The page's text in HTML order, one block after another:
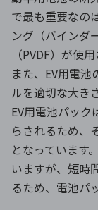
で最も重要なの
ング（バインダ
（PVDF）が使
また、EV用電
ルを適切な大き
EV用電池パッ
らされるため、
となっています
いますが、短時
るため、電池パ